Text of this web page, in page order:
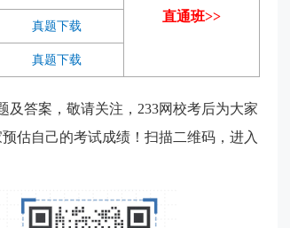
直通班>>
真题下载
真题下载
及答案，敬请关注，233网校考后为大家
估自己的考试成绩！扫描二维码，进入